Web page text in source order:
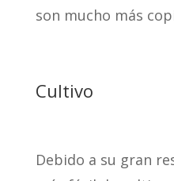
son mucho más
Cultivo
Debido a su gran